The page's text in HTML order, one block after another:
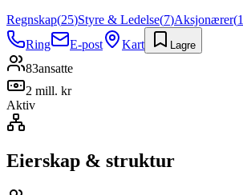
Regnskap(25)Styre & Ledelse(7)Aksjonærer(1
Ring
E-post Kart Lagre
83ansatte
2 mill. kr
Aktiv
Eierskap & struktur